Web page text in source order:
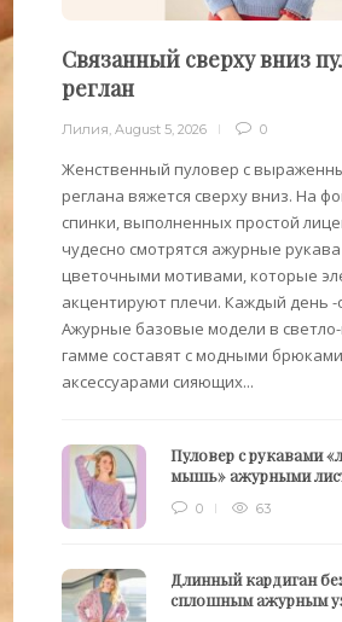
Связанный сверху вниз
реглан
Лилия ,August 5, 2026 0
Женственный пуловер с
реглана вяжется сверху вниз. На
спинки, выполненных простой
чудесно смотрятся ажурные рукава
цветочными мотивами, которые
акцентируют плечи. Каждый день
Ажурные базовые модели в светло-
гамме составят с модными
аксессуарами сияющих...
Пуловер с рукавами
мышь» ажурными
0 63
Длинный кардиган
сплошным ажурным